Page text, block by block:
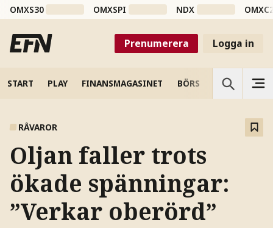
OMXS30 OMXSPI NDX
Prenumerera Logga in
START PLAY FINANSMAGASINET BÖRS VETENSKAP
RÅVAROR
Oljan faller trots
ökade spänningar:
”Verkar oberörd”